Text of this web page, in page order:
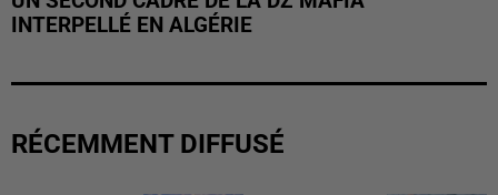
INTERPELLÉ EN ALGÉRIE
RÉCEMMENT DIFFUSÉ